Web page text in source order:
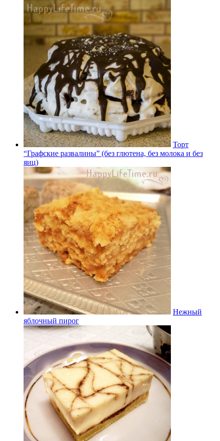
Торт
“Графские развалины” (без глютена, без молока и без
яиц)
Нежный
яблочный пирог